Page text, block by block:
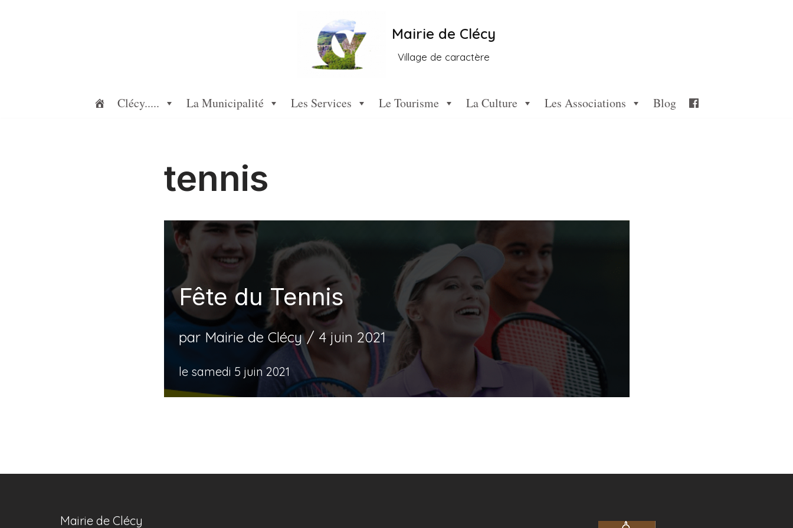
Mairie de Clécy
Village de caractère
Clécy..... La Municipalité Les Services Le Tourisme La Culture Les Associations Blog
tennis
Fête du Tennis
par Mairie de Clécy 4 juin 2021
le samedi 5 juin 2021
Mairie de Clécy